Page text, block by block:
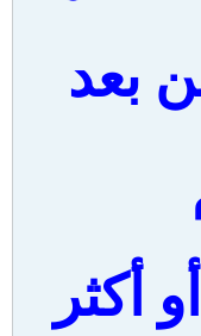
بعد
أكثر